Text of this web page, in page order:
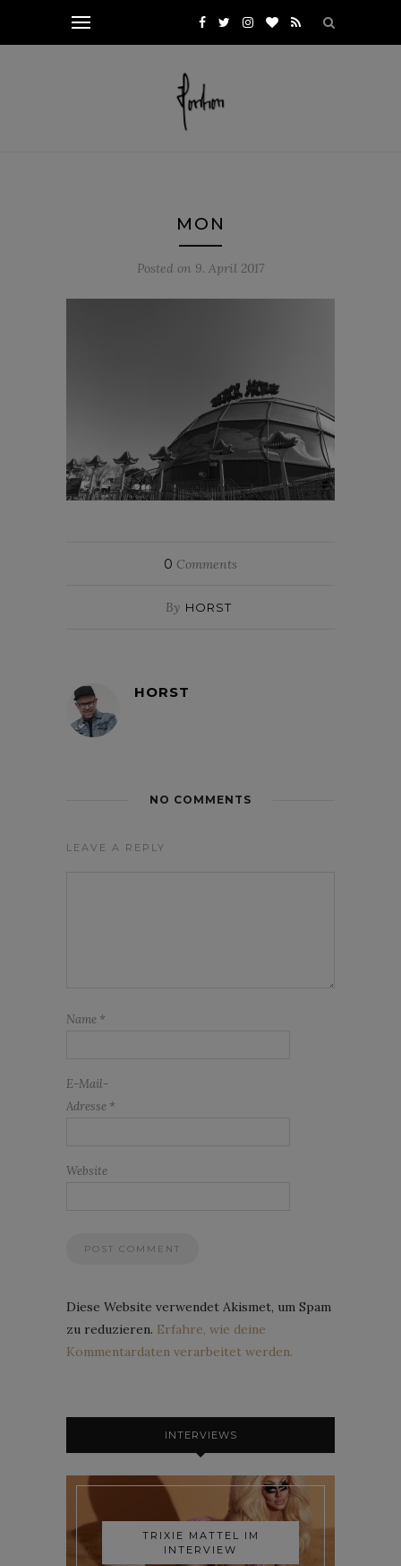
MON
Posted on 9. April 2017
0 Comments
By HORST
HORST
NO COMMENTS
LEAVE A REPLY
Name *
E-Mail-
Adresse *
Website
Diese Website verwendet Akismet, um Spam
zu reduzieren. Erfahre, wie deine
Kommentardaten verarbeitet werden.
INTERVIEWS
TRIXIE MATTEL IM
INTERVIEW